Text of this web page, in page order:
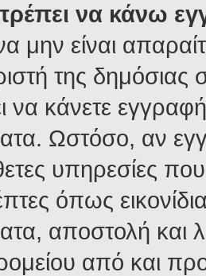
πρέπει να κάνω
μην είναι
της δημόσιας
να κάνετε
Ωστόσο, αν
υπηρεσίες που
όπως
αποστολή και
από και